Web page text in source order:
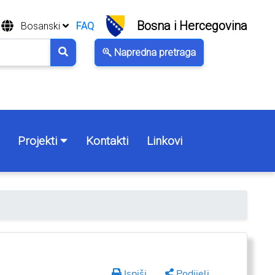
Napredna pretraga
Bosanski FAQ Bosna i Hercegovina
Projekti Kontakti Linkovi